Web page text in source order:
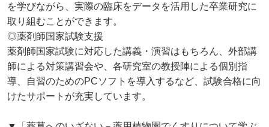
を学びながら、実際の臨床をデータを活用した卒業研究に
取り組むことができます。
◎薬剤師国家試験支援
薬剤師国家試験に対応した講義・演習はもちろん、外部講
師による対策講習会や、各研究室の教授陣による個別指
導、自習のためのPCソフトを導入するなど、試験合格に向
けたサポートが充実しています。